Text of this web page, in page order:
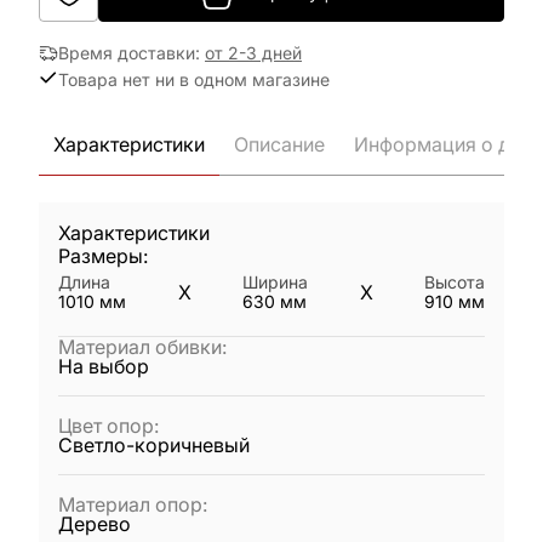
Время доставки: от 2-3 дней
Товара нет ни в одном магазине
Характеристики Описание Информация о
Характеристики
Размеры:
Длина
1010 мм X
Ширина
630 мм X
Высота
910 мм
Материал обивки:
На выбор
Цвет опор:
Светло-коричневый
Материал опор:
Дерево